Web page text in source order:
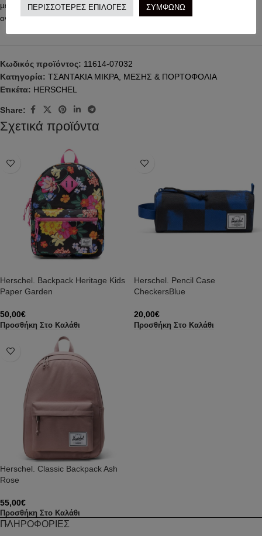
μεταφερθούν με ασφάλεια. Στο πίσω μέρος υπάρχει και ετικέτα
ονόματος για να μην το μπερδέψει κανείς.
Κωδικός προϊόντος: 11614-07032
Κατηγορία: ΤΣΑΝΤΑΚΙΑ ΜΙΚΡΑ, ΜΕΣΗΣ & ΠΟΡΤΟΦΟΛΙΑ
Ετικέτα: HERSCHEL
Share:
Σχετικά προϊόντα
Herschel. Backpack Heritage Kids
Paper Garden
50,00€
Προσθήκη Στο Καλάθι
Herschel. Pencil Case
CheckersBlue
20,00€
Προσθήκη Στο Καλάθι
Herschel. Classic Backpack Ash
Rose
55,00€
Προσθήκη Στο Καλάθι
ΠΛΗΡΟΦΟΡΙΕΣ
ΠΕΡΙΣΣΟΤΕΡΕΣ ΕΠΙΛΟΓΕΣ ΣΥΜΦΩΝΩ